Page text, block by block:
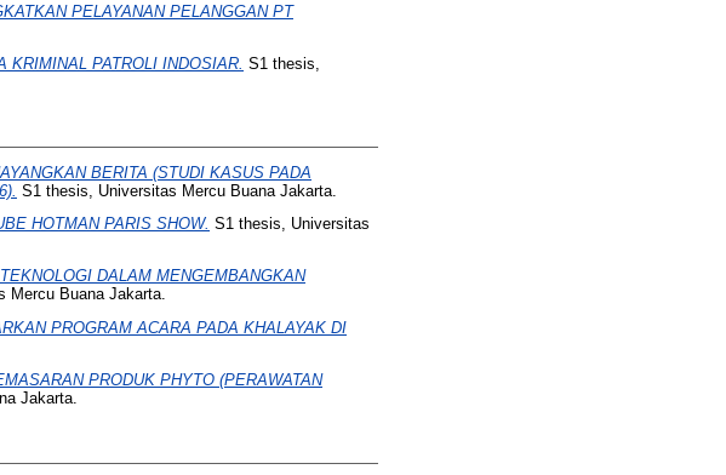
PELAYANAN PELANGGAN PT
KRIMINAL PATROLI INDOSIAR. S1 thesis,
BERITA (STUDI KASUS PADA
S1 thesis, Universitas Mercu Buana Jakarta.
HOTMAN PARIS SHOW. S1 thesis, Universitas
DALAM MENGEMBANGKAN
Mercu Buana Jakarta.
PROGRAM ACARA PADA KHALAYAK DI
PRODUK PHYTO (PERAWATAN
Jakarta.